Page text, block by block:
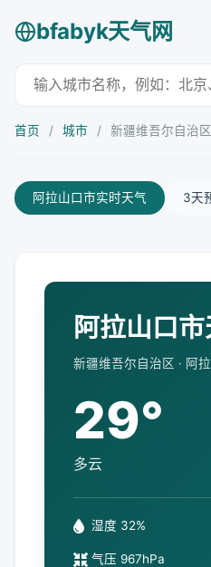
bfabyk天气网
首页 / 城市 / 新疆维吾尔自治区
阿拉山口市实时天气 3天
阿拉山口
新疆维吾尔自治区 · 阿
29°
多云
湿度 32%
气压 967hPa